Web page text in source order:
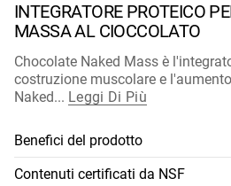
Shop All Vegan
4.9
out
of
5
stars
INTEGRATORE PROTEICO
MASSA AL CIOCCOLATO
Chocolate Naked Mass è
costruzione muscolare e
Naked... Leggi Di Più
Benefici del prodotto
Combina Naked Whey, Naked
Contenuti certificati da NSF